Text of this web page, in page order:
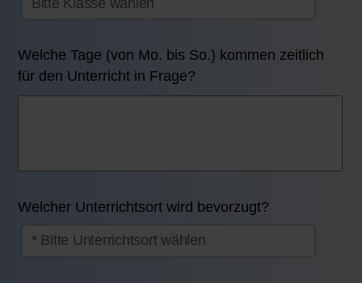
Welche Tage (von Mo. bis So.) kommen zeitlich
für den Unterricht in Frage?
Welcher Unterrichtsort wird bevorzugt?